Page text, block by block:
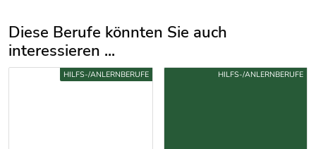
Diese Berufe könnten Sie auch
interessieren ...
Uber weitere Berufsvorschläge
HILFS-/ANLERNBERUFE HILFS-/ANLERNBERUFE